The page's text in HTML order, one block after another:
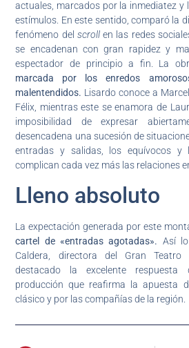
actuales, marcados por la inmediatez y
estímulos. En este sentido, comparó la
fenómeno del scrollen las redes
se encadenan con gran rapidez y
espectador de principio a fin. La
marcada por los enredos
malentendidos. Lisardo conoce a
Félix, mientras este se enamora de
imposibilidad de expresar
desencadena una sucesión de
entradas y salidas, los equívocos y
complican cada vez más las relaciones
Lleno absoluto
La expectación generada por este
cartel de «entradas agotadas». Así
Caldera, directora del Gran Teatro
destacado la excelente
producción que reafirma la apuesta
clásico y por las compañías de la región.